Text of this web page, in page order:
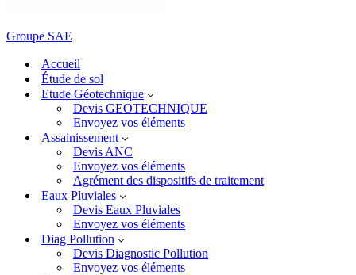
Groupe SAE
Accueil
Étude de sol
Etude Géotechnique
Devis GEOTECHNIQUE
Envoyez vos éléments
Assainissement
Devis ANC
Envoyez vos éléments
Agrément des dispositifs de traitement
Eaux Pluviales
Devis Eaux Pluviales
Envoyez vos éléments
Diag Pollution
Devis Diagnostic Pollution
Envoyez vos éléments